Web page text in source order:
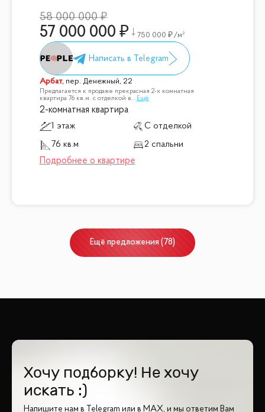
58 000 000
57 000 000 750 000 /м²
Арбат, пер. Денежный, 22
Предлагается к продаже прекрасная 2-х комнатная
квартира 76 кв.м. с отделкой в... Ещё
2-комнатная квартира
1 этаж
С отделкой
76 кв.м
2 спальни
Ещё предложения ( 78)
Хочу подборку! Не хочу
искать :)
Напишите нам в Telegram или в MAX, и мы ответим Вам